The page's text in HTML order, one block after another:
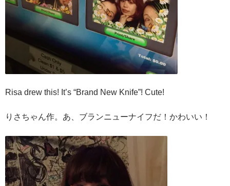
Risa drew this! It’s “Brand New Knife”! Cute!
りさちゃん作。あ、ブランニューナイフだ！かわいい！